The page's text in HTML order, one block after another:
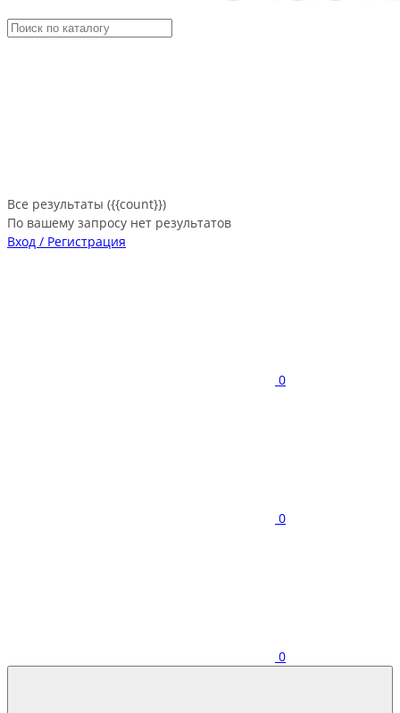
Все результаты ({{count}})
По вашему запросу нет результатов
Вход / Регистрация
0
0
0